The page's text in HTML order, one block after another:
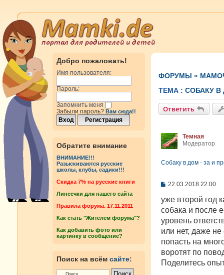
Добро пожаловать!
Имя пользователя:
Пароль:
Запомнить меня
Забыли пароль? Вам сюда!!
Обратите внимание
ВНИМАНИЕ!!!
Разыскиваются русские
школы, клубы, садики!!!
Cкидка 7% на русские книги
Линеечки для нашего сайта
Правила форума. 17.11.2011
Как стать "Жителем форума"?
Как добавить фото или
картинку в сообщение?
Поиск на всём сайте:
ФОРУМЫ «
ТЕМА : СОБАКУ В
Ответить
Темная
Модератор
Собаку в дом - за и
С
о
щ
е
н
и
е
22.03.2018 22:00
уже второй год
собака и после
уровень
или нет, даже
попасть на
воротят по
Поделитесь